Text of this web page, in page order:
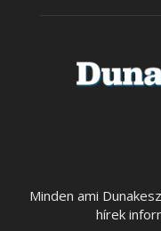
Minden ami
hírek